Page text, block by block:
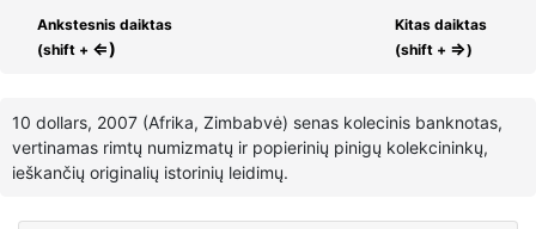
Ankstesnis daiktas
(shift + ⇐)
Kitas daiktas
(shift + ⇒)
10 dollars, 2007 (Afrika, Zimbabvė) senas kolecinis banknotas,
vertinamas rimtų numizmatų ir popierinių pinigų kolekcininkų,
ieškančių originalių istorinių leidimų.